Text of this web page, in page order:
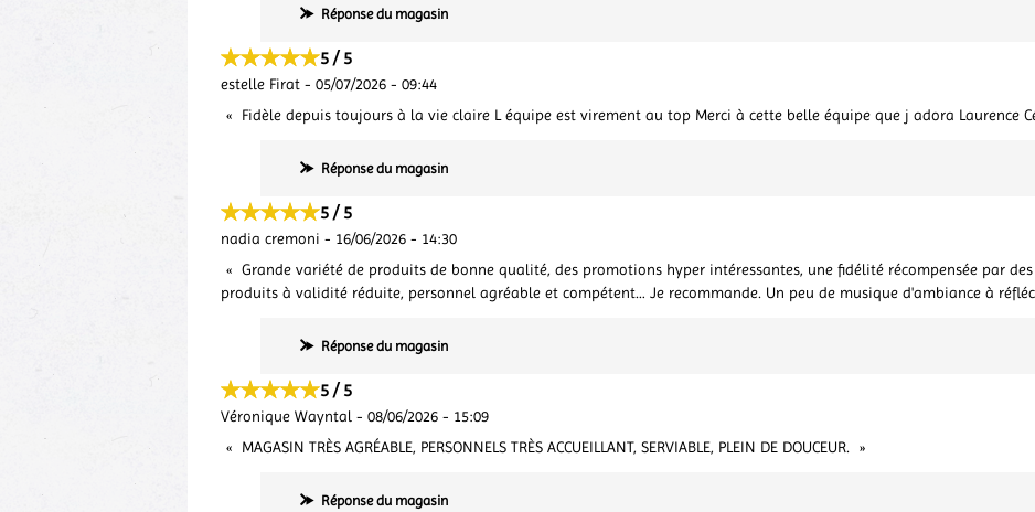
Réponse du magasin
5 / 5
estelle Firat - 05/07/2026 - 09:44
Fidèle depuis toujours à la vie claire L équipe est virement au top Merci à cette belle équipe que j adora Laurence
Réponse du magasin
5 / 5
nadia cremoni - 16/06/2026 - 14:30
Grande variété de produits de bonne qualité, des promotions hyper intéressantes, une fidélité récompensée par
produits à validité réduite, personnel agréable et compétent… Je recommande. Un peu de musique d'ambiance à
Réponse du magasin
5 / 5
Véronique Wayntal - 08/06/2026 - 15:09
MAGASIN TRÈS AGRÉABLE, PERSONNELS TRÈS ACCUEILLANT, SERVIABLE, PLEIN DE DOUCEUR.
Réponse du magasin